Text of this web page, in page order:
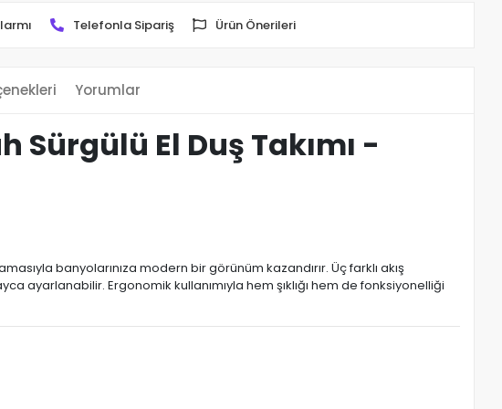
Telefonla Sipariş Ürün Önerileri
Yorumlar
Sürgülü El Duş Takımı -
banyolarınıza modern bir görünüm kazandırır. Üç farklı akış
ayarlanabilir. Ergonomik kullanımıyla hem şıklığı hem de fonksiyonelliği